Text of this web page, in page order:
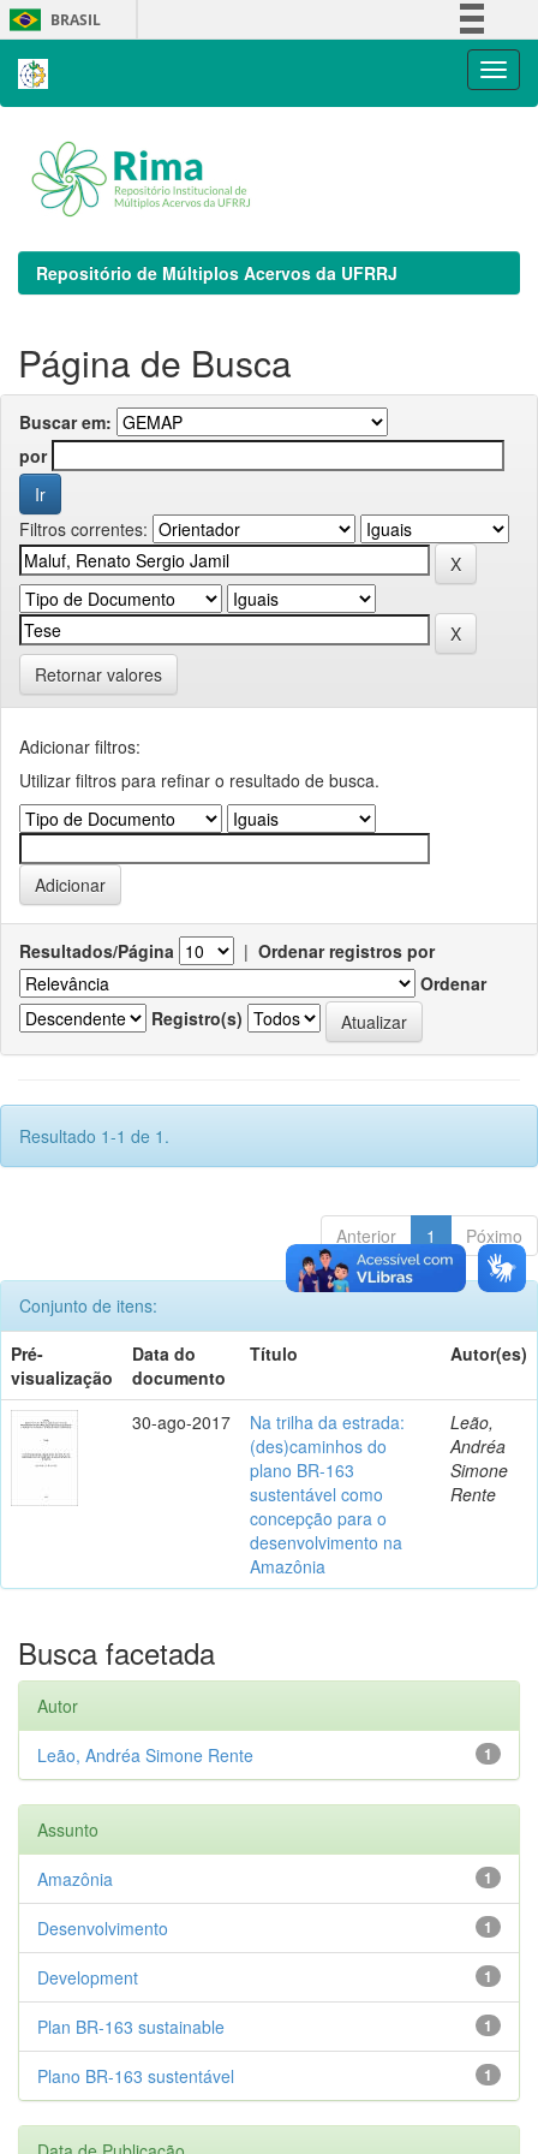
Skip
navigation
BRASIL
Repositório de Múltiplos Acervos da UFRRJ
Página de Busca
Buscar em:
por
Filtros correntes:
Retornar valores
Adicionar filtros:
Utilizar filtros para refinar o resultado de busca.
Resultados/Página | Ordenar registros por
Ordenar
Registro(s)
Resultado 1-1 de 1.
Anterior 1 Póximo
Conjunto de itens:
Pré-
visualização
Data do
documento
Título Autor(es)
30-ago-2017
Na trilha da estrada:
(des)caminhos do
plano BR-163
sustentável como
concepção para o
desenvolvimento na
Amazônia
Leão,
Andréa
Simone
Rente
Busca facetada
Autor
1
Leão, Andréa Simone Rente
Assunto
1
Amazônia
1
Desenvolvimento
1
Development
1
Plan BR-163 sustainable
1
Plano BR-163 sustentável